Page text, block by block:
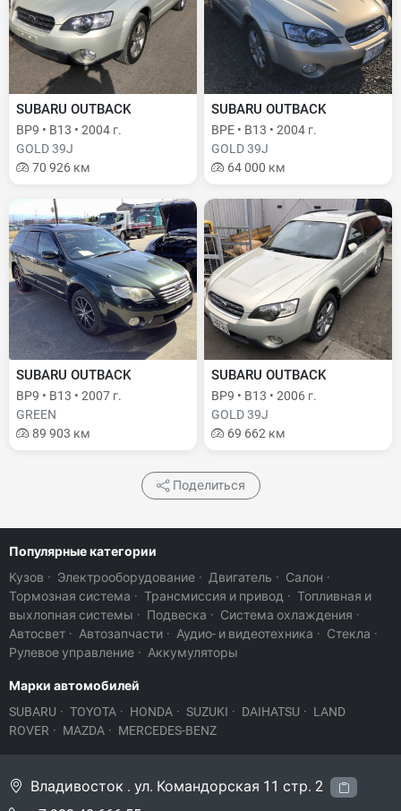
SUBARU OUTBACK
BP9 • B13 • 2004 г.
GOLD 39J
70 926 км
SUBARU OUTBACK
BPE • B13 • 2004 г.
GOLD 39J
64 000 км
SUBARU OUTBACK
BP9 • B13 • 2007 г.
GREEN
89 903 км
SUBARU OUTBACK
BP9 • B13 • 2006 г.
GOLD 39J
69 662 км
Поделиться
Популярные категории
Кузов · Электрооборудование · Двигатель · Салон ·
Тормозная система · Трансмиссия и привод · Топливная и
выхлопная системы · Подвеска · Система охлаждения ·
Автосвет · Автозапчасти · Аудио- и видеотехника · Стекла ·
Рулевое управление · Аккумуляторы
Марки автомобилей
SUBARU · TOYOTA · HONDA · SUZUKI · DAIHATSU · LAND
ROVER · MAZDA · MERCEDES-BENZ
Владивосток . ул. Командорская 11 стр. 2